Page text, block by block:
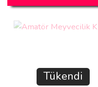
Tükendi